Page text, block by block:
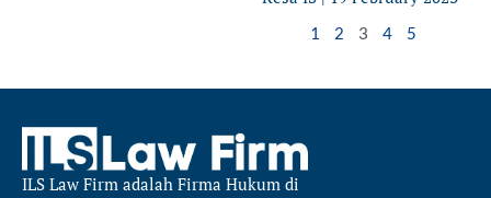
1 2 3 4 5
ILS Law Firm adalah Firma Hukum di